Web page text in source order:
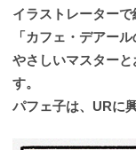
イラストレーター
「カフェ・デアー
やさしいマスター
す。
パフェ子は、URに